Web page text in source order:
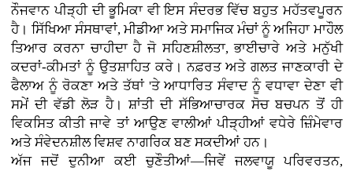
ਨੌਜਵਾਨ ਪੀੜ੍ਹੀ ਦੀ ਭੂਮਿਕਾ ਵੀ ਇਸ ਸੰਦਰਭ ਵਿੱਚ ਬਹੁਤ ਮਹੱਤਵਪੂਰਨ
ਹੈ। ਸਿੱਖਿਆ ਸੰਸਥਾਵਾਂ, ਮੀਡੀਆ ਅਤੇ ਸਮਾਜਿਕ ਮੰਚਾਂ ਨੂੰ ਅਜਿਹਾ ਮਾਹੌਲ
ਤਿਆਰ ਕਰਨਾ ਚਾਹੀਦਾ ਹੈ ਜੋ ਸਹਿਣਸ਼ੀਲਤਾ, ਭਾਈਚਾਰੇ ਅਤੇ ਮਨੁੱਖੀ
ਕਦਰਾਂ-ਕੀਮਤਾਂ ਨੂੰ ਉਤਸ਼ਾਹਿਤ ਕਰੇ। ਨਫ਼ਰਤ ਅਤੇ ਗਲਤ ਜਾਣਕਾਰੀ ਦੇ
ਫੈਲਾਅ ਨੂੰ ਰੋਕਣਾ ਅਤੇ ਤੱਥਾਂ 'ਤੇ ਆਧਾਰਿਤ ਸੰਵਾਦ ਨੂੰ ਵਧਾਵਾ ਦੇਣਾ ਵੀ
ਸਮੇਂ ਦੀ ਵੱਡੀ ਲੋੜ ਹੈ। ਸ਼ਾਂਤੀ ਦੀ ਸੱਭਿਆਚਾਰਕ ਸੋਚ ਬਚਪਨ ਤੋਂ ਹੀ
ਵਿਕਸਿਤ ਕੀਤੀ ਜਾਵੇ ਤਾਂ ਆਉਣ ਵਾਲੀਆਂ ਪੀੜ੍ਹੀਆਂ ਵਧੇਰੇ ਜ਼ਿੰਮੇਵਾਰ
ਅਤੇ ਸੰਵੇਦਨਸ਼ੀਲ ਵਿਸ਼ਵ ਨਾਗਰਿਕ ਬਣ ਸਕਦੀਆਂ ਹਨ।
ਅੱਜ ਜਦੋਂ ਦੁਨੀਆ ਕਈ ਚੁਣੌਤੀਆਂ—ਜਿਵੇਂ ਜਲਵਾਯੂ ਪਰਿਵਰਤਨ,